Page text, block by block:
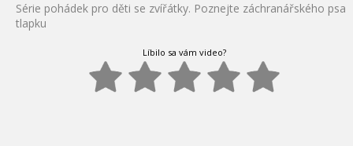
Série pohádek pro děti se zvířátky. Poznejte záchranářského psa
tlapku
Líbilo sa vám video?